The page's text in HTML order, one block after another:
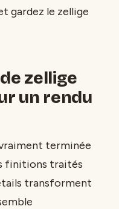
gardez le zellige
zellige
un rendu
terminée
finitions traités
transforment